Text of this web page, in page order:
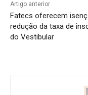
Artigo anterior
Fatecs oferecem
redução da taxa de
do Vestibular